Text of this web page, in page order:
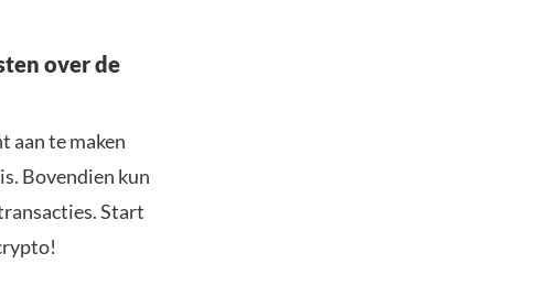
over de
aan te maken
Bovendien kun
Start